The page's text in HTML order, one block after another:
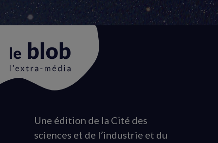
Animation
du
Une édition de la Cité des
sciences et de l’industrie et du